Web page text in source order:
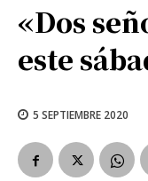
«Dos
este
5 SEPTIEMBRE 2020